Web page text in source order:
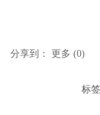
分享到： 更多 (0)
标签